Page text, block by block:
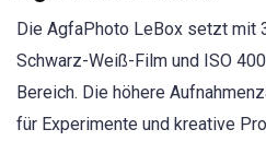
Die AgfaPhoto LeBox setzt mit
Schwarz-Weiß-Film und ISO
Bereich. Die höhere
für Experimente und kreative